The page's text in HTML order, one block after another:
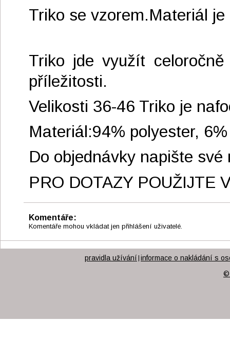
Triko se vzorem.Materiál
Triko jde využít
příležitosti.
Velikosti 36-46 Triko je
Materiál:94% polyester,
Do objednávky napište
PRO DOTAZY POUŽIJTE
Komentáře:
Komentáře mohou vkládat jen přihlášení uživatelé.
pravidla užívání | informace o nakládání s
©